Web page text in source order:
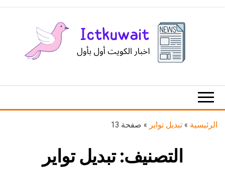
الكويت
الرئيسية » تبديل تواير » صفحة 13
التصنيف:تبديل تواير